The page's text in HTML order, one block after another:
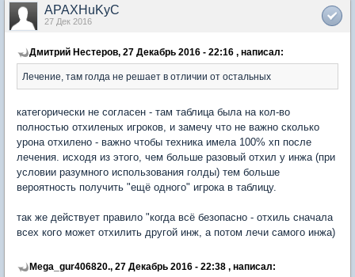
APAXHuKyC
27 Дек 2016
Дмитрий Нестеров, 27 Декабрь 2016 - 22:16 , написал:
Лечение, там голда не решает в отличии от остальных
категорически не согласен - там таблица была на кол-во
полностью отхиленых игроков, и замечу что не важно сколько
урона отхилено - важно чтобы техника имела 100% хп после
лечения. исходя из этого, чем больше разовый отхил у инжа (при
условии разумного использования голды) тем больше
вероятность получить "ещё одного" игрока в таблицу.
так же действует правило "когда всё безопасно - отхиль сначала
всех кого может отхилить другой инж, а потом лечи самого инжа)
Mega_gur406820., 27 Декабрь 2016 - 22:38 , написал: